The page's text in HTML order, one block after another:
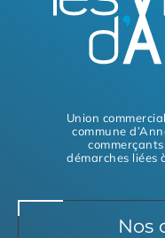
Union
commune
démarches liées
Nos